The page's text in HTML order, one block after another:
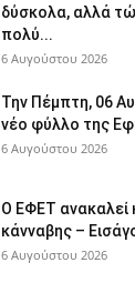
δύσκολα, αλλά
πολύ...
6 Αυγούστου 2026
Την Πέμπτη, 06
νέο φύλλο της
6 Αυγούστου 2026
Ο ΕΦΕΤ ανακαλεί
κάνναβης –
6 Αυγούστου 2026